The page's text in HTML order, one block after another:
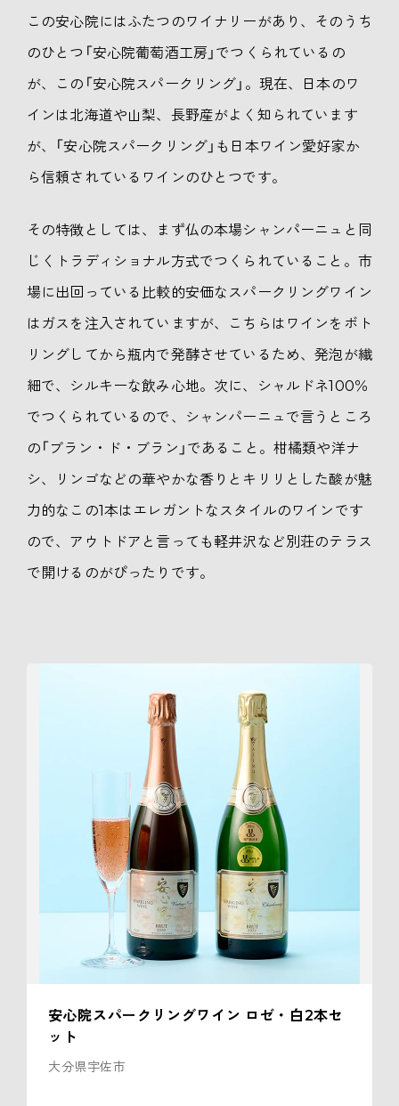
この安心院にはふたつのワイナリーがあり、そのうち
のひとつ「安心院葡萄酒工房」でつくられているの
が、この「安心院スパークリング」。現在、日本のワ
インは北海道や山梨、長野産がよく知られています
が、「安心院スパークリング」も日本ワイン愛好家か
ら信頼されているワインのひとつです。
その特徴としては、まず仏の本場シャンパーニュと同
じくトラディショナル方式でつくられていること。市
場に出回っている比較的安価なスパークリングワイン
はガスを注入されていますが、こちらはワインをボト
リングしてから瓶内で発酵させているため、発泡が繊
細で、シルキーな飲み心地。次に、シャルドネ100％
でつくられているので、シャンパーニュで言うところ
の「ブラン・ド・ブラン」であること。柑橘類や洋ナ
シ、リンゴなどの華やかな香りとキリリとした酸が魅
力的なこの1本はエレガントなスタイルのワインです
ので、アウトドアと言っても軽井沢など別荘のテラス
で開けるのがぴったりです。
安心院スパークリングワイン ロゼ・白2本セ
ット
大分県宇佐市